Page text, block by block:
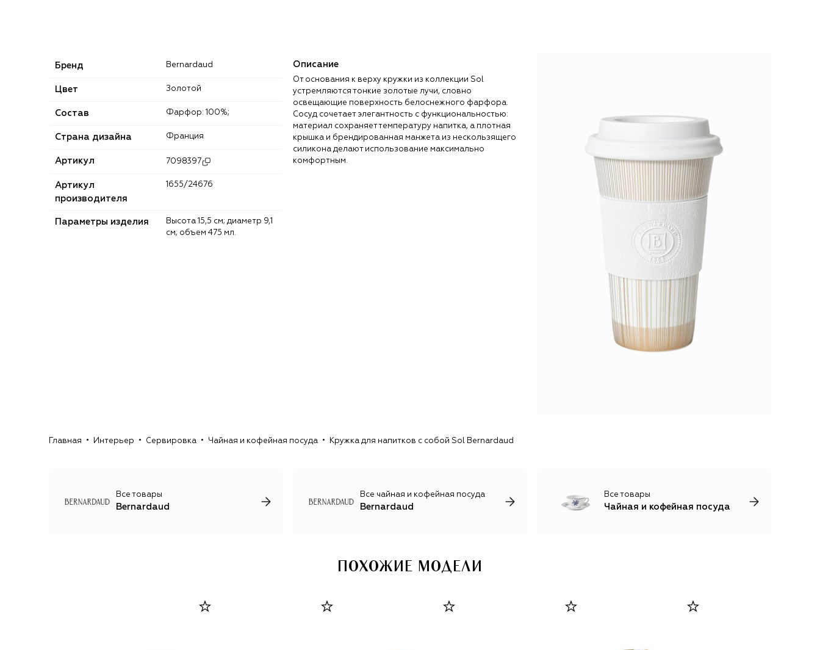
Бренд Bernardaud
Цвет Золотой
Состав Фарфор: 100%;
Страна дизайна Франция
Артикул 7098397
Артикул
производителя
1655/24676
Параметры изделия
Высота 15,5 см; диаметр 9,1
см; объем 475 мл.
Описание
От основания к верху кружки из коллекции Sol
устремляются тонкие золотые лучи, словно
освещающие поверхность белоснежного фарфора.
Сосуд сочетает элегантность с функциональностью:
материал сохраняет температуру напитка, а плотная
крышка и брендированная манжета из нескользящего
силикона делают использование максимально
комфортным.
Главная Интерьер Сервировка Чайная и кофейная посуда Кружка для напитков с собой Sol Bernardaud
Все товары
Bernardaud
Все чайная и кофейная посуда
Bernardaud
Все товары
Чайная и кофейная посуда
ПОХОЖИЕ МОДЕЛИ